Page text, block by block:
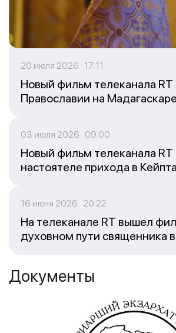
20 июля 2026 17:11
Новый фильм телеканала RT
Православии на Мадагаскаре
03 июля 2026 09:00
Новый фильм телеканала RT
настоятеле прихода в
16 июня 2026 20:22
На телеканале RT вышел
духовном пути священника
Документы